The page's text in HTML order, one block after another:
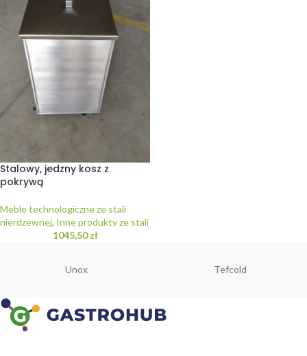
Stalowy, jedzny kosz z
pokrywą
Meble technologiczne ze stali
nierdzewnej, Inne produkty ze stali
1045,50zł
Unox Tefcold